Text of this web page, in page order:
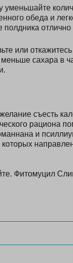
уменьшайте
обеда и
полдника отлично
или откажитесь
меньше сахара в
съесть
рациона
и
Фитомуцил